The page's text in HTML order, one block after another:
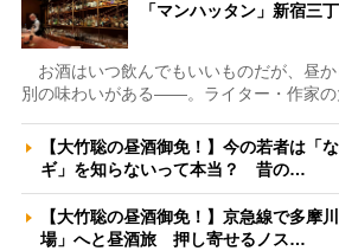
「マンハッタン」新宿三
お酒はいつ飲んでもいいものだが、昼
別の味わいがある――。ライター・作家の
【大竹聡の昼酒御免！】今の若者は「
ギ」を知らないって本当？ 昔の…
【大竹聡の昼酒御免！】京急線で多摩
場」へと昼酒旅 押し寄せるノス…